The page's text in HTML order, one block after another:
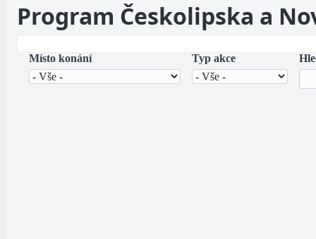
Program Českolipska a
Místo konání Typ akce